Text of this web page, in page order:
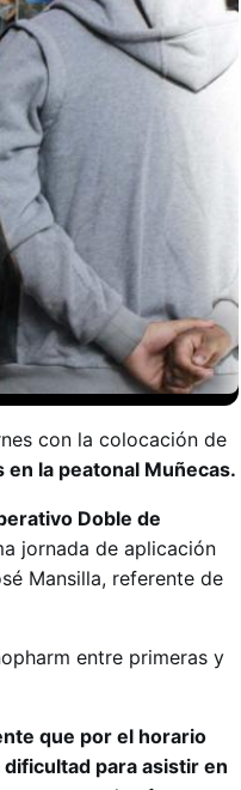
con la colocación de
en la peatonal Muñecas.
Doble de
jornada de aplicación
Mansilla, referente de
entre primeras y
que por el horario
para asistir en